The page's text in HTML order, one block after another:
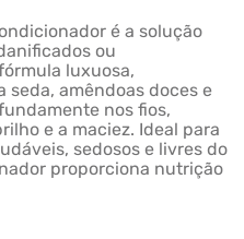
é a solução
ou
luxuosa,
amêndoas doces e
nos fios,
e a maciez. Ideal para
sedosos e livres do
proporciona nutrição